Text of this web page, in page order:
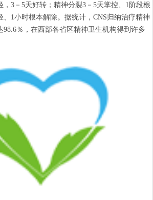
，3－5天好转；精神分裂3－5天掌控、1阶段根
、1小时根本解除。据统计，CNS归纳治疗精神
98.6％，在西部各省区精神卫生机构得到许多